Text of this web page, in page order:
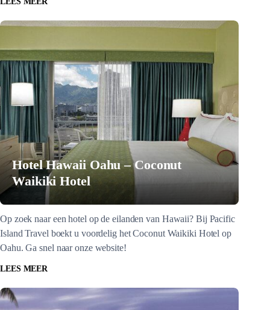
Hotel Hawaii Oahu – Coconut
Waikiki Hotel
Op zoek naar een hotel op de eilanden van Hawaii? Bij Pacific
Island Travel boekt u voordelig het Coconut Waikiki Hotel op
Oahu. Ga snel naar onze website!
LEES MEER